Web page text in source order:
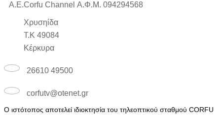
Α.Ε.Corfu Channel Α.Φ.Μ. 094294568
Χρυσηίδα
Τ.Κ 49084
Κέρκυρα
26610 49500
corfutv@otenet.gr
Ο ιστότοπος αποτελεί ιδιοκτησία του τηλεοπτικού σταθμού CORFU